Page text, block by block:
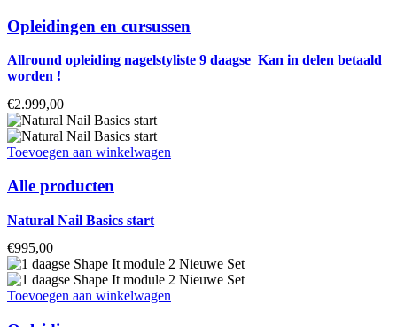
Opleidingen en cursussen
Allround opleiding nagelstyliste 9 daagse Kan in delen betaald
worden !
€2.999,00
Toevoegen aan winkelwagen
Alle producten
Natural Nail Basics start
€995,00
Toevoegen aan winkelwagen